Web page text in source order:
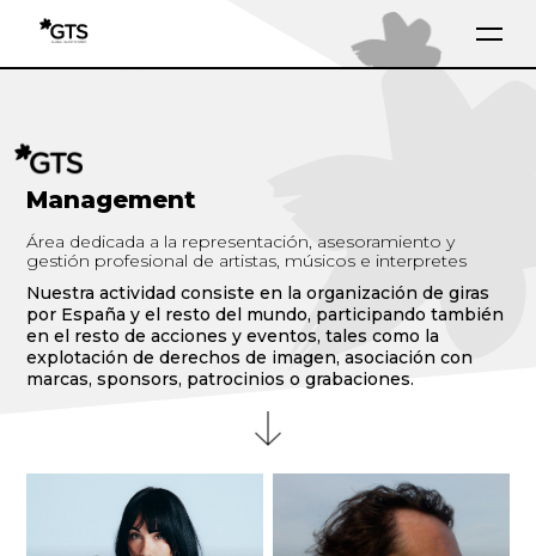
Management
Área dedicada a la representación, asesoramiento y
gestión profesional de artistas, músicos e interpretes
Nuestra actividad consiste en la organización de giras
por España y el resto del mundo, participando también
en el resto de acciones y eventos, tales como la
explotación de derechos de imagen, asociación con
marcas, sponsors, patrocinios o grabaciones.